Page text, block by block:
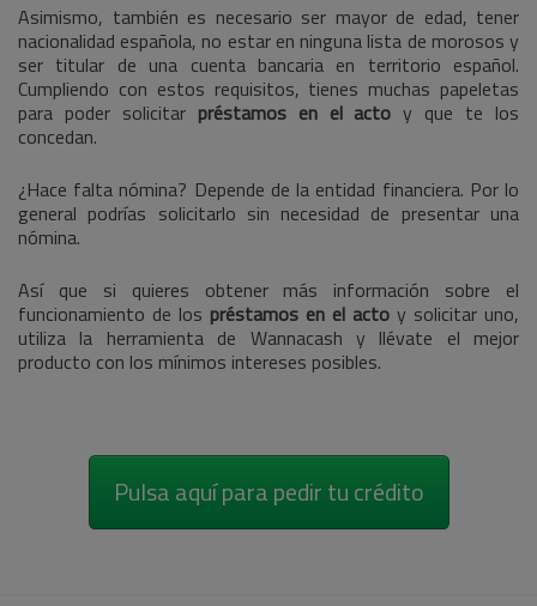
Asimismo, también es necesario ser mayor de edad, tener
nacionalidad española, no estar en ninguna lista de morosos y
ser titular de una cuenta bancaria en territorio español.
Cumpliendo con estos requisitos, tienes muchas papeletas
para poder solicitar préstamos en el acto y que te los
concedan.
¿Hace falta nómina? Depende de la entidad financiera. Por lo
general podrías solicitarlo sin necesidad de presentar una
nómina.
Así que si quieres obtener más información sobre el
funcionamiento de los préstamos en el acto y solicitar uno,
utiliza la herramienta de Wannacash y llévate el mejor
producto con los mínimos intereses posibles.
Pulsa aquí para pedir tu crédito